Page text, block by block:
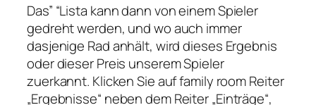
Das” “Lista kann dann von einem Spieler
gedreht werden, und wo auch immer
dasjenige Rad anhält, wird dieses Ergebnis
oder dieser Preis unserem Spieler
zuerkannt. Klicken Sie auf family room Reiter
„Ergebnisse“ neben dem Reiter „Einträge“,